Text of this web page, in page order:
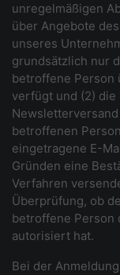
unregelmäßigen
über Angebote
unseres
grundsätzlich nur
betroffene Person
verfügt und (2)
betroffenen
eingetragene E-
Gründen eine
Verfahren
Überprüfung, ob
betroffene Person
autorisiert hat.
Bei der